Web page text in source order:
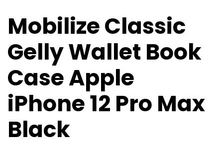
Mobilize Classic
Gelly Wallet Book
Case Apple
iPhone 12 Pro Max
Black